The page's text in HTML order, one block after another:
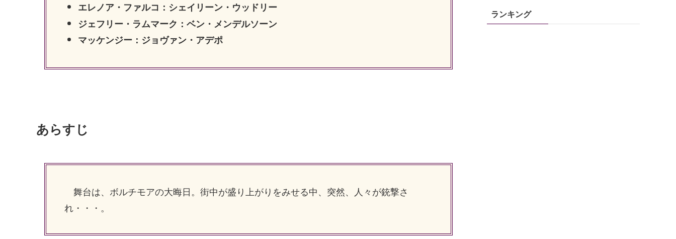
エレノア・ファルコ：シェイリーン・ウッドリー
ジェフリー・ラムマーク：ベン・メンデルソーン
マッケンジー：ジョヴァン・アデポ
あらすじ
舞台は、ボルチモアの大晦日。街中が盛り上がりをみせる中、突然、人々が銃撃さ
れ・・・。
ランキング